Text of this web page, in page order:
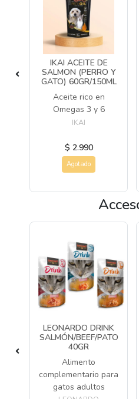
IKAI ACEITE DE
SALMON (PERRO Y
GATO) 60GR/150ML
Aceite rico en
Omegas 3 y 6
IKAI
$ 2.990
Agotado
LEONARDO DRINK
SALMÓN/BEEF/PATO
40GR
Alimento
complementario para
gatos adultos